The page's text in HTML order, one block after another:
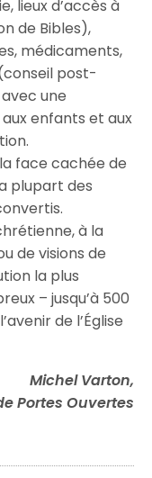
lieux d’accès à
de Bibles),
médicaments,
post-
une
enfants et aux
face cachée de
plupart des
à la
de visions de
la plus
– jusqu’à 500
de l’Église
Michel Varton,
Portes Ouvertes